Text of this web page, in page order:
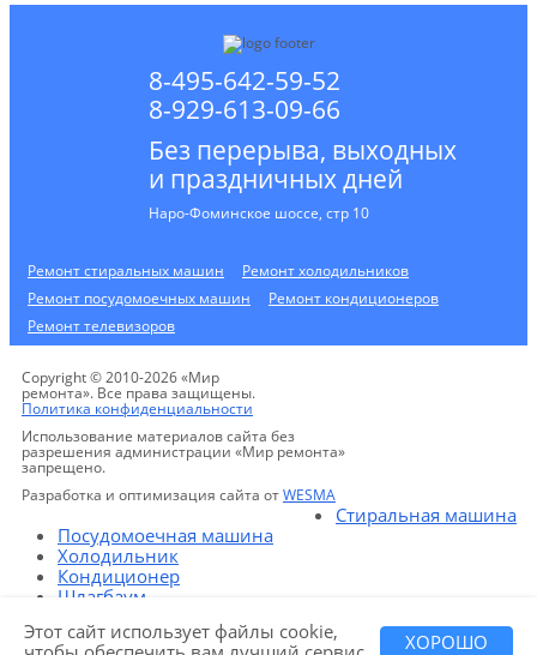
8-495-642-59-52
8-929-613-09-66
Без перерыва, выходных
и праздничных дней
Наро-Фоминское шоссе, стр 10
Ремонт стиральных машин
Ремонт холодильников
Ремонт посудомоечных машин
Ремонт кондиционеров
Ремонт телевизоров
Copyright © 2010-2026 «Мир
ремонта». Все права защищены.
Политика конфиденциальности
Использование материалов сайта без
разрешения администрации «Мир ремонта»
запрещено.
Разработка и оптимизация сайта отWESMA
Стиральная машина
Посудомоечная машина
Холодильник
Кондиционер
Шлагбаум
Телевизоры
Этот сайт использует файлы cookie,
ХОРОШО